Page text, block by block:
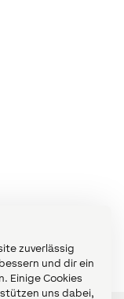
zuverlässig
und dir ein
Einige Cookies
uns dabei,